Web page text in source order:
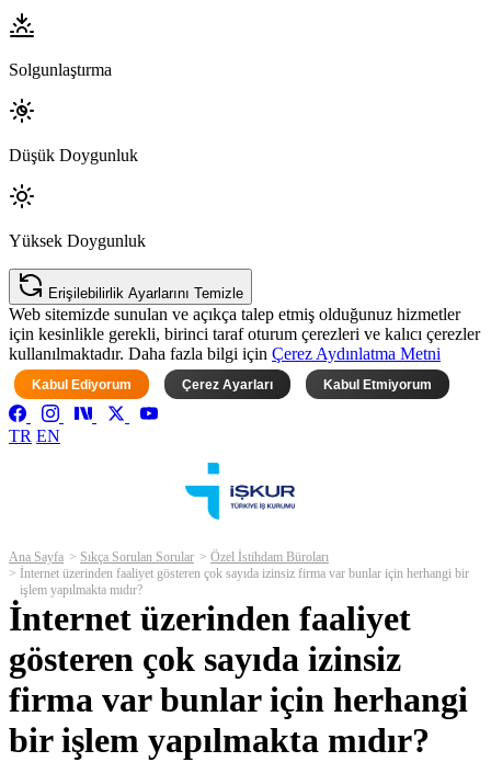
Solgunlaştırma
Düşük Doygunluk
Yüksek Doygunluk
Erişilebilirlik Ayarlarını Temizle
Web sitemizde sunulan ve açıkça talep etmiş olduğunuz hizmetler
için kesinlikle gerekli, birinci taraf oturum çerezleri ve kalıcı çerezler
kullanılmaktadır. Daha fazla bilgi için Çerez Aydınlatma Metni
Kabul Ediyorum Çerez Ayarları Kabul Etmiyorum
TR EN
Ana Sayfa Sıkça Sorulan Sorular
Özel İstihdam Büroları
İnternet üzerinden faaliyet gösteren çok sayıda izinsiz firma var bunlar için herhangi bir
işlem yapılmakta mıdır?
İnternet üzerinden faaliyet
gösteren çok sayıda izinsiz
firma var bunlar için herhangi
bir işlem yapılmakta mıdır?